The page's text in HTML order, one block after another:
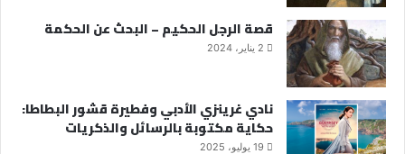
قصة الرجل الحكيم – البحث عن الحكمة
2 يناير، 2024
نادي غرينزي الأدبي وفطيرة قشور البطاطا:
حكاية مكتوبة بالرسائل والذكريات
19 يوليو، 2025